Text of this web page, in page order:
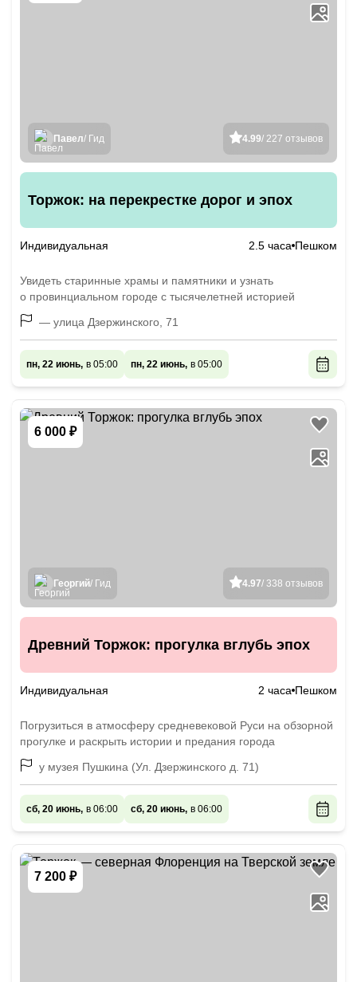
4.99/ 227 отзывов
Павел/ Гид
Торжок: на перекрестке дорог и эпох
Индивидуальная 2.5 часа Пешком
Увидеть старинные храмы и памятники и узнать
о провинциальном городе с тысячелетней историей
— улица Дзержинского, 71
пн, 22 июнь, в 05:00 пн, 22 июнь, в 05:00
6 000 ₽
4.97/ 338 отзывов
Георгий/ Гид
Древний Торжок: прогулка вглубь эпох
Индивидуальная 2 часа Пешком
Погрузиться в атмосферу средневековой Руси на обзорной
прогулке и раскрыть истории и предания города
у музея Пушкина (Ул. Дзержинского д. 71)
сб, 20 июнь, в 06:00 сб, 20 июнь, в 06:00
7 200 ₽